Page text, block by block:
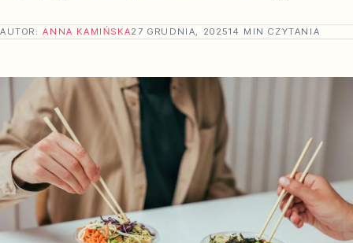
AUTOR:ANNA KAMIŃSKA27 GRUDNIA, 202514 MIN CZYTANIA